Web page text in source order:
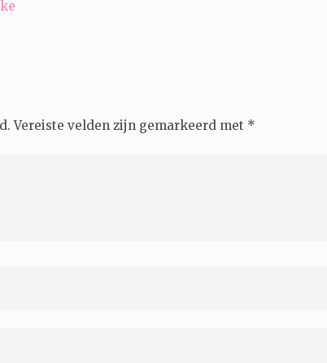
Vereiste velden zijn gemarkeerd met *